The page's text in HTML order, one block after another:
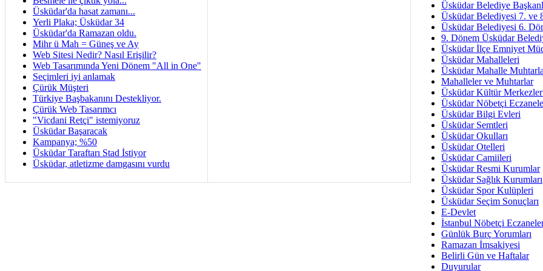
Üsküdar'da hasat zamanı...
Yerli Plaka; Üsküdar 34
Üsküdar'da Ramazan oldu.
Mihr ü Mah = Güneş ve Ay
Web Sitesi Nedir? Nasıl Erişilir?
Web Tasarımında Yeni Dönem "All in One"
Seçimleri iyi anlamak
Çürük Müşteri
Türkiye Başbakanını Destekliyor.
Çürük Web Tasarımcı
"Vicdani Retçi" istemiyoruz
Üsküdar Başaracak
Kampanya; %50
Üsküdar Taraftarı Stad İstiyor
Üsküdar, atletizme damgasını vurdu
Av.
İmar Sorunlarının Genel
Arakan
Bayramın
Ruhsal
Üsküdar
Üsküdar Belediye
Üsküdar Belediyesi 7. ve
Üsküdar Belediyesi 6.
9. Dönem Üsküdar
Üsküdar İlçe Emniyet
Üsküdar Mahalleleri
Üsküdar Mahalle
Mahalleler ve Muhtarlar
Üsküdar Kültür
Üsküdar Nöbetçi
Üsküdar Bilgi Evleri
Üsküdar Semtleri
Üsküdar Okulları
Üsküdar Otelleri
Üsküdar Camiileri
Üsküdar Resmi Kurumlar
Üsküdar Sağlık Kurumları
Üsküdar Spor Kulüpleri
Üsküdar Seçim Sonuçları
E-Devlet
İstanbul Nöbetçi
Günlük Burç Yorumları
Ramazan İmsakiyesi
Belirli Gün ve Haftalar
Duyurular